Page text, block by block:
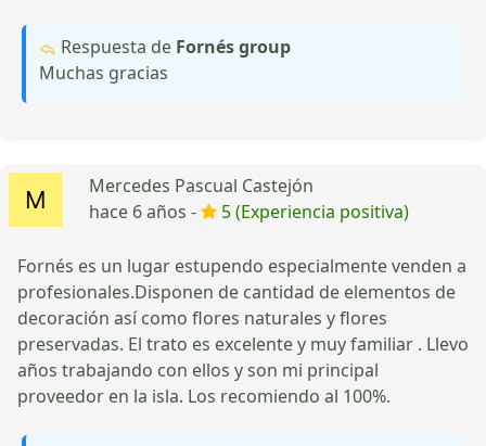
Respuesta de Fornés group
Muchas gracias
Mercedes Pascual Castejón
hace 6 años -
5 (Experiencia positiva)
Fornés es un lugar estupendo especialmente venden a
profesionales.Disponen de cantidad de elementos de
decoración así como flores naturales y flores
preservadas. El trato es excelente y muy familiar . Llevo
años trabajando con ellos y son mi principal
proveedor en la isla. Los recomiendo al 100%.